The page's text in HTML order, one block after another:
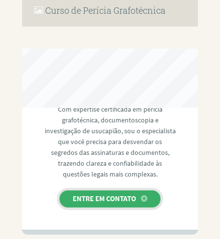
Curso de Perícia Grafotécnica
Com expertise certificada em perícia
grafotécnica, documentoscopia e
investigação de usucapião, sou o especialista
que você precisa para desvendar os
segredos das assinaturas e documentos,
trazendo clareza e confiabilidade às
questões legais mais complexas.
ENTRE EM CONTATO